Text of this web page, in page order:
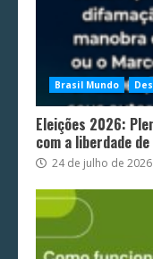
Brasil Mundo
Eleições 2026:
com a liberdade
24 de julho de 2026